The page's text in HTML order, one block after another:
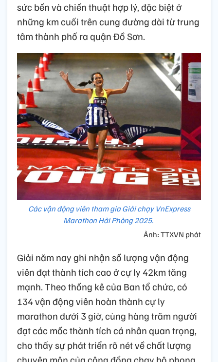
sức bền và chiến thuật hợp lý, đặc biệt ở
những km cuối trên cung đường dài từ trung
tâm thành phố ra quận Đồ Sơn.
Các vận động viên tham gia Giải chạy VnExpress
Marathon Hải Phòng 2025.
Ảnh: TTXVN phát
Giải năm nay ghi nhận số lượng vận động
viên đạt thành tích cao ở cự ly 42km tăng
mạnh. Theo thống kê của Ban tổ chức, có
134 vận động viên hoàn thành cự ly
marathon dưới 3 giờ, cùng hàng trăm người
đạt các mốc thành tích cá nhân quan trọng,
cho thấy sự phát triển rõ nét về chất lượng